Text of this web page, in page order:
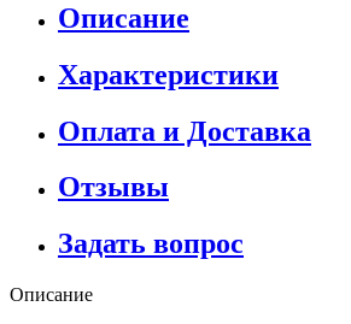
Описание
Характеристики
Оплата и Доставка
Отзывы
Задать вопрос
Описание